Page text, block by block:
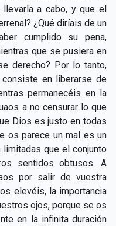
a cabo, y que el
¿Qué diríais de un
cumplido su pena,
que se pusiera en
derecho? Por lo tanto,
en liberarse de
permanecéis en la
a no censurar lo que
Dios es justo en todas
os parece un mal es un
que el conjunto
sentidos obtusos. A
por salir de vuestra
elevéis, la importancia
ojos, porque se os
en la infinita duración